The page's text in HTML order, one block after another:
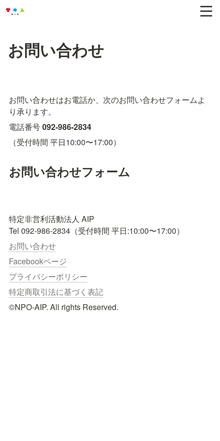
お問い合わせ
お問い合わせはお電話か、次のお問い合わせフォームよ
り承ります。
電話番号 092-986-2834
（受付時間 平日10:00〜17:00）
お問い合わせフォーム
特定非営利活動法人 AIP
お問い合わせ
Facebookページ
プライバシーポリシー
特定商取引法に基づく表記
©NPO-AIP. All rights Reserved.